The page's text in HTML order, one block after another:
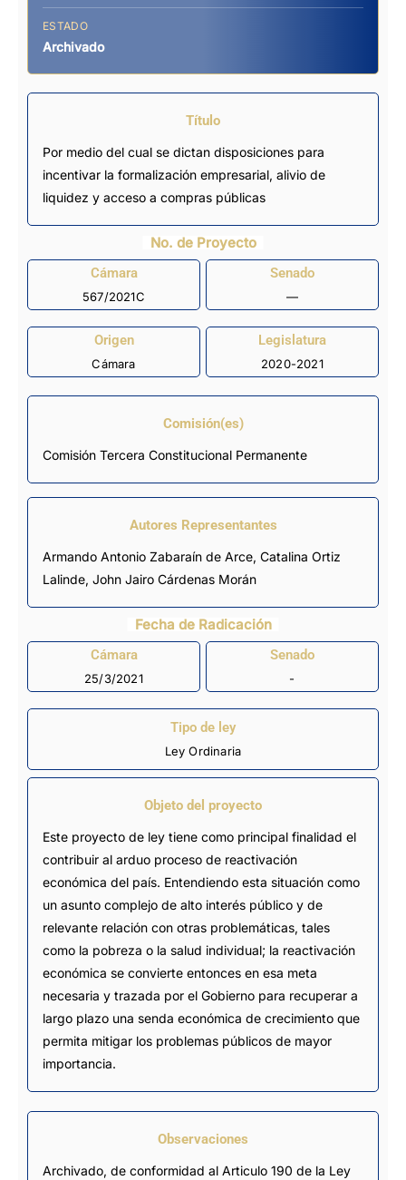
ESTADO
Archivado
Título
Por medio del cual se dictan disposiciones para
incentivar la formalización empresarial, alivio de
liquidez y acceso a compras públicas
No. de Proyecto
Cámara
567/2021C
Senado
—
Origen
Cámara
Legislatura
2020-2021
Comisión(es)
Comisión Tercera Constitucional Permanente
Autores Representantes
Armando Antonio Zabaraín de Arce, Catalina Ortiz
Lalinde, John Jairo Cárdenas Morán
Fecha de Radicación
Cámara
25/3/2021
Senado
-
Tipo de ley
Ley Ordinaria
Objeto del proyecto
Este proyecto de ley tiene como principal finalidad el
contribuir al arduo proceso de reactivación
económica del país. Entendiendo esta situación como
un asunto complejo de alto interés público y de
relevante relación con otras problemáticas, tales
como la pobreza o la salud individual; la reactivación
económica se convierte entonces en esa meta
necesaria y trazada por el Gobierno para recuperar a
largo plazo una senda económica de crecimiento que
permita mitigar los problemas públicos de mayor
importancia.
Observaciones
Archivado, de conformidad al Articulo 190 de la Ley